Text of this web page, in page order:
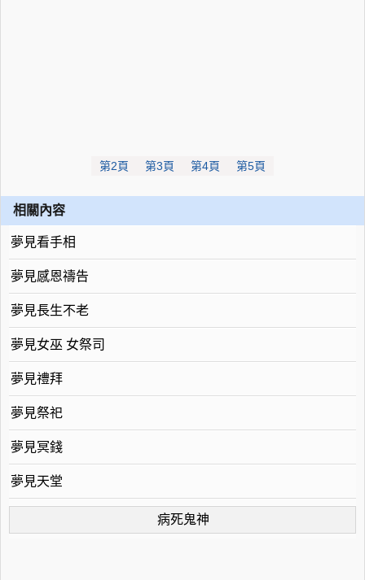
第2頁 第3頁 第4頁 第5頁
相關內容
夢見看手相
夢見感恩禱告
夢見長生不老
夢見女巫 女祭司
夢見禮拜
夢見祭祀
夢見冥錢
夢見天堂
病死鬼神